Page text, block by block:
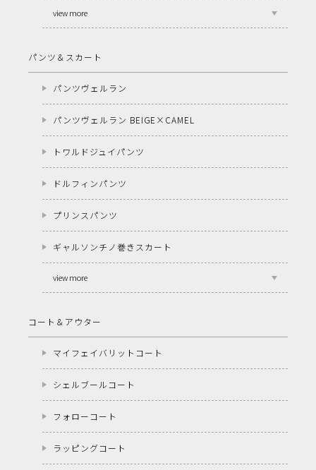
view more
パンツ＆スカート
パンツヴェルラン
パンツヴェルラン BEIGE×CAMEL
トワルドジュイパンツ
ドルフィンパンツ
プリンスパンツ
ギャルソンチノ巻きスカート
view more
コート＆アウター
マイフェイバリットコート
シェルブールコート
フォローコート
ラッピングコート